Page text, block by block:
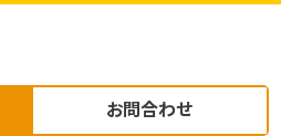
お問合わせ